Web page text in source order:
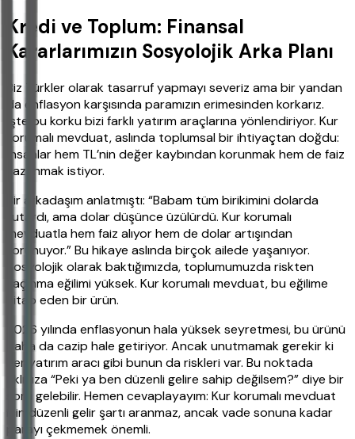
Kredi ve Toplum: Finansal
Kararlarımızın Sosyolojik Arka Planı
Biz Türkler olarak tasarruf yapmayı severiz ama bir yandan
da enflasyon karşısında paramızın erimesinden korkarız.
İşte bu korku bizi farklı yatırım araçlarına yönlendiriyor. Kur
korumalı mevduat, aslında toplumsal bir ihtiyaçtan doğdu:
İnsanlar hem TL’nin değer kaybından korunmak hem de faiz
kazanmak istiyor.
Bir arkadaşım anlatmıştı: “Babam tüm birikimini dolarda
tutardı, ama dolar düşünce üzülürdü. Kur korumalı
mevduatla hem faiz alıyor hem de dolar artışından
korunuyor.” Bu hikaye aslında birçok ailede yaşanıyor.
Sosyolojik olarak baktığımızda, toplumumuzda riskten
kaçınma eğilimi yüksek. Kur korumalı mevduat, bu eğilime
hitap eden bir ürün.
2026 yılında enflasyonun hala yüksek seyretmesi, bu ürünü
daha da cazip hale getiriyor. Ancak unutmamak gerekir ki
her yatırım aracı gibi bunun da riskleri var. Bu noktada
aklınıza “Peki ya ben düzenli gelire sahip değilsem?” diye bir
soru gelebilir. Hemen cevaplayayım: Kur korumalı mevduat
için düzenli gelir şartı aranmaz, ancak vade sonuna kadar
parayı çekmemek önemli.